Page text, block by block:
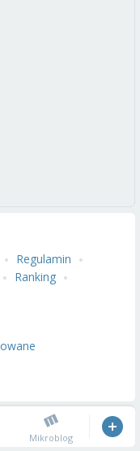
Regulamin
Ranking
Mikroblog